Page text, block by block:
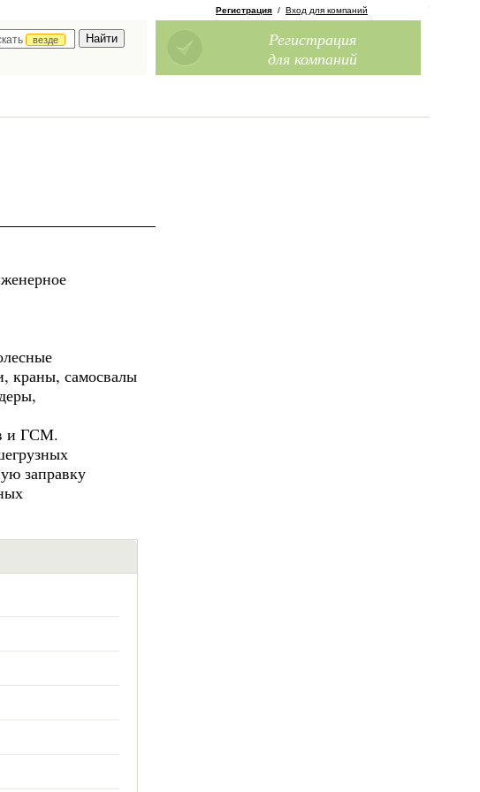
везде
Регистрация / Вход для компаний
Регистрация
для компаний
краны, самосвалы
и ГСМ.
заправку